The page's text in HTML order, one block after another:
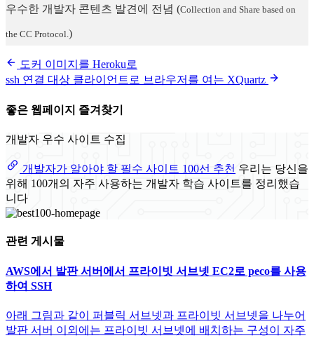
우수한 개발자 콘텐츠 발견에 전념 (Collection and Share based on
the CC Protocol.)
도커 이미지를 Heroku로
ssh 연결 대상 클라이언트로 브라우저를 여는 XQuartz
좋은 웹페이지 즐겨찾기
개발자 우수 사이트 수집
개발자가 알아야 할 필수 사이트 100선 추천 우리는 당신을
위해 100개의 자주 사용하는 개발자 학습 사이트를 정리했습
니다
관련 게시물
AWS에서 발판 서버에서 프라이빗 서브넷 EC2로 peco를 사용
하여 SSH
아래 그림과 같이 퍼블릭 서브넷과 프라이빗 서브넷을 나누어
발판 서버 이외에는 프라이빗 서브넷에 배치하는 구성이 자주